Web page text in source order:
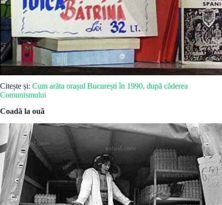
Citește și: Cum arăta orașul București în 1990, după căderea
Comunismului
Coadă la ouă